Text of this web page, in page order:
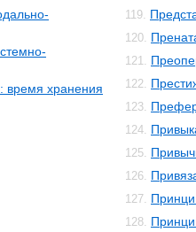
время хранения
119.
120.
121.
122.
123.
124.
125.
126.
127.
128.